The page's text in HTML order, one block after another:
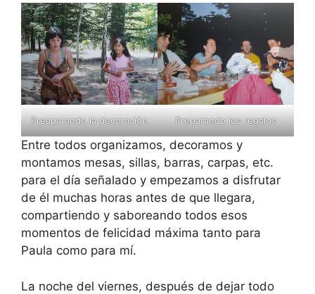
Preaparando la decoración Preparando los regalos
Entre todos organizamos, decoramos y
montamos mesas, sillas, barras, carpas, etc.
para el día señalado y empezamos a disfrutar
de él muchas horas antes de que llegara,
compartiendo y saboreando todos esos
momentos de felicidad máxima tanto para
Paula como para mí.
La noche del viernes, después de dejar todo